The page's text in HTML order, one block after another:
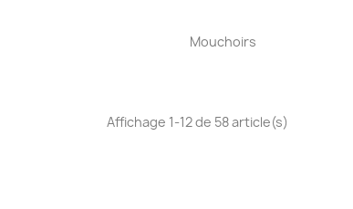
Aperçu rapide
Mouchoirs
Affichage 1-12 de 58 article(s)